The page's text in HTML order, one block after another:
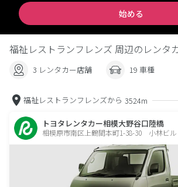
始める
福祉レストランフレンズ 周辺のレンタ
3 レンタカー店舗 19 車種
福祉レストランフレンズから 3524m
トヨタレンタカー相模大野谷口陸橋
相模原市南区上鶴間本町1-38-30 小林ビル